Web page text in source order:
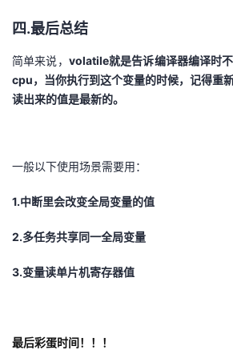
四.最后总结
简单来说， volatile就是告诉编译器编译时
cpu，当你执行到这个变量的时候，记得重
读出来的值是最新的。
一般以下使用场景需要用：
1.中断里会改变全局变量的值
2.多任务共享同一全局变量
3.变量读单片机寄存器值
最后彩蛋时间！！！